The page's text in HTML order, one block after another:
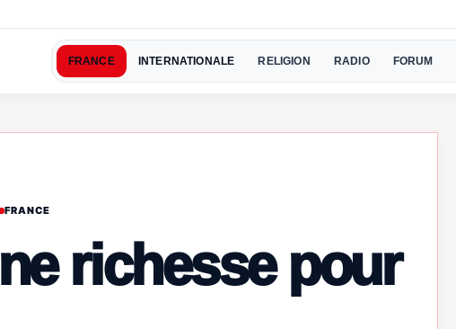
FRANCE INTERNATIONALE RELIGION RADIO FORUM
FRANCE
richesse pour